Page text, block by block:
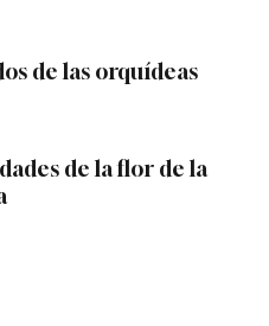
de las orquídeas
de la flor de la